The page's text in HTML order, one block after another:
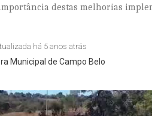
destas melhorias
há 5 anos atrás
Municipal de Campo Belo